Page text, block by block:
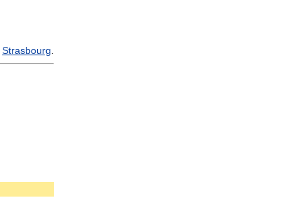
Strasbourg